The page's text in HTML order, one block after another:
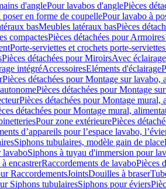
d'anglePour lavabos d'anglePièces
poser en forme de coupellePour lavabo à
basMeubles latéraux basPièces
compactesPièces détachées pour
Porte-serviettes et crochets porte-serviettes
Pièces détachées pour MiroirsAvec
intégréAccessoiresEléments d'éclairage
Pièces détachées pour Montage sur lavabo,
Pièces détachées pour Montage
Pièces détachées pour Montage mural,
détachées pour Montage mural,
Pour zone extérieurePièces
d’appareils pour l’espace lavabo,
Siphons tubulaires, modèle gain de place
lavaboSiphons à tuyau d'immersion pour
encastrerRaccordements de lavaboPièces
RaccordementsJointsDouilles à braser
Siphons tubulairesSiphons pour éviers